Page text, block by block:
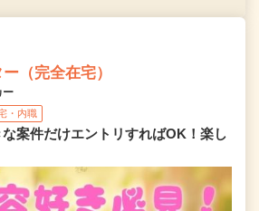
（完全在宅）
ー
・内職
案件だけエントリすればOK！楽し